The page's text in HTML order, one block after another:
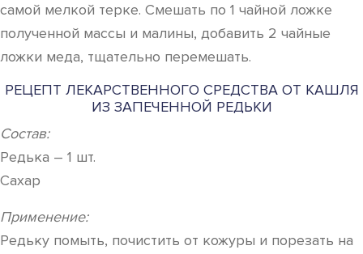
самой мелкой терке. Смешать по 1 чайной ложке
полученной массы и малины, добавить 2 чайные
ложки меда, тщательно перемешать.
РЕЦЕПТ ЛЕКАРСТВЕННОГО СРЕДСТВА ОТ КАШЛЯ
ИЗ ЗАПЕЧЕННОЙ РЕДЬКИ
Состав:
Редька – 1 шт.
Сахар
Применение:
Редьку помыть, почистить от кожуры и порезать на